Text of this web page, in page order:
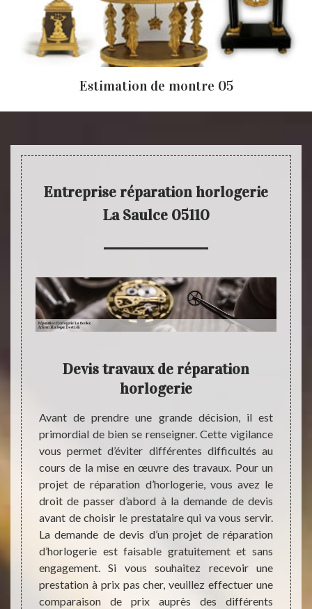
Estimation de montre 05
Entreprise réparation horlogerie
La Saulce 05110
la
ne
et
pas
Une
sa
Devis travaux de réparation
horlogerie
Avant de prendre une grande décision, il est
primordial de bien se renseigner. Cette vigilance
vous permet d’éviter différentes difficultés au
cours de la mise en œuvre des travaux. Pour un
projet de réparation d’horlogerie, vous avez le
droit de passer d’abord à la demande de devis
avant de choisir le prestataire qui va vous servir.
La demande de devis d’un projet de réparation
d’horlogerie est faisable gratuitement et sans
engagement. Si vous souhaitez recevoir une
prestation à prix pas cher, veuillez effectuer une
comparaison de prix auprès des différents
la
pas